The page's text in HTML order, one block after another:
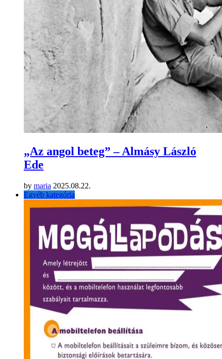
„Az angol beteg” – Almásy László
Ede
by maria 2025.08.22.
Egyéb kategória